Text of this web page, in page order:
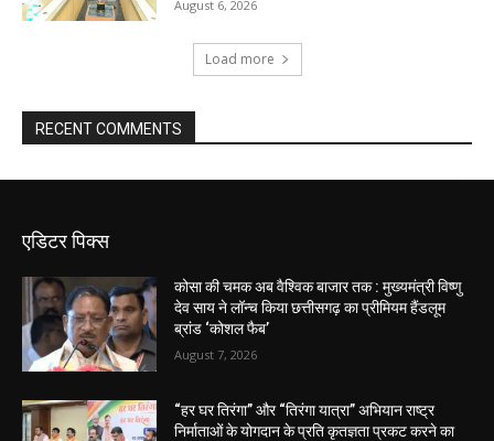
August 6, 2026
Load more
RECENT COMMENTS
एडिटर पिक्स
कोसा की चमक अब वैश्विक बाजार तक : मुख्यमंत्री विष्णु
देव साय ने लॉन्च किया छत्तीसगढ़ का प्रीमियम हैंडलूम
ब्रांड ‘कोशल फैब’
August 7, 2026
“हर घर तिरंगा” और “तिरंगा यात्रा” अभियान राष्ट्र
निर्माताओं के योगदान के प्रति कृतज्ञता प्रकट करने का